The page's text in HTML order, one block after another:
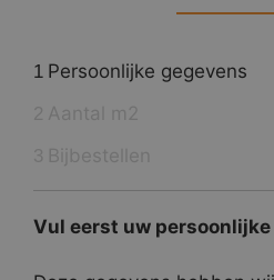
1 Persoonlijke gegevens
Vul eerst uw